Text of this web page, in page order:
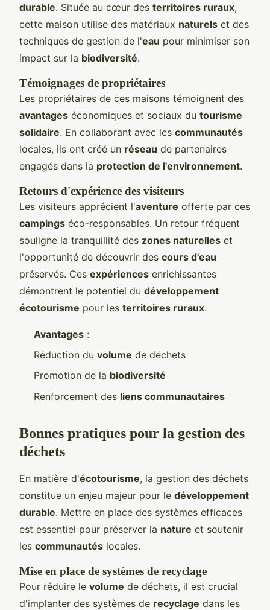
durable. Située au cœur des territoires ruraux,
cette maison utilise des matériaux naturels et des
techniques de gestion de l'eau pour minimiser son
impact sur la biodiversité.
Témoignages de propriétaires
Les propriétaires de ces maisons témoignent des
avantages économiques et sociaux du tourisme
solidaire. En collaborant avec les communautés
locales, ils ont créé un réseau de partenaires
engagés dans la protection de l'environnement.
Retours d'expérience des visiteurs
Les visiteurs apprécient l'aventure offerte par ces
campings éco-responsables. Un retour fréquent
souligne la tranquillité des zones naturelles et
l'opportunité de découvrir des cours d'eau
préservés. Ces expériences enrichissantes
démontrent le potentiel du développement
écotourisme pour les territoires ruraux.
Avantages :
Réduction du volume de déchets
Promotion de la biodiversité
Renforcement des liens communautaires
Bonnes pratiques pour la gestion des
déchets
En matière d'écotourisme, la gestion des déchets
constitue un enjeu majeur pour le développement
durable. Mettre en place des systèmes efficaces
est essentiel pour préserver la nature et soutenir
les communautés locales.
Mise en place de systèmes de recyclage
Pour réduire le volume de déchets, il est crucial
d'implanter des systèmes de recyclage dans les